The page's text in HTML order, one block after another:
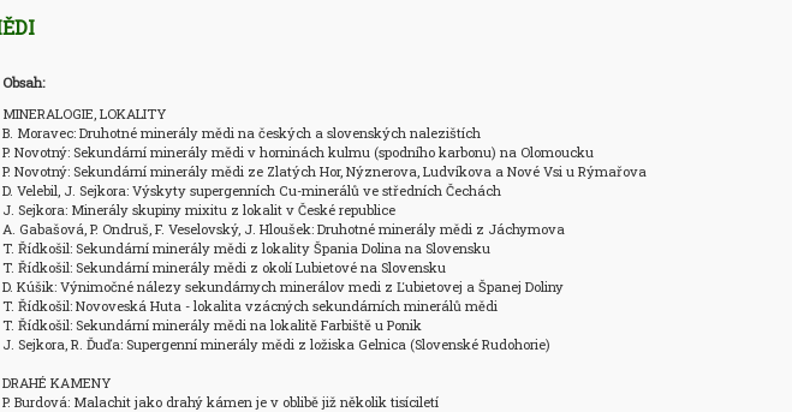
Obsah:
MINERALOGIE, LOKALITY
B. Moravec: Druhotné minerály mědi na českých a slovenských nalezištích
P. Novotný: Sekundární minerály mědi v horninách kulmu (spodního karbonu) na Olomoucku
P. Novotný: Sekundární minerály mědi ze Zlatých Hor, Nýznerova, Ludvíkova a Nové Vsi u Rýmařova
D. Velebil, J. Sejkora: Výskyty supergenních Cu-minerálů ve středních Čechách
J. Sejkora: Minerály skupiny mixitu z lokalit v České republice
A. Gabašová, P. Ondruš, F. Veselovský, J. Hloušek: Druhotné minerály mědi z Jáchymova
T. Řídkošil: Sekundární minerály mědi z lokality Špania Dolina na Slovensku
T. Řídkošil: Sekundární minerály mědi z okolí Lubietové na Slovensku
D. Kúšik: Výnimočné nálezy sekundárnych minerálov medi z Ľubietovej a Španej Doliny
T. Řídkošil: Novoveská Huta - lokalita vzácných sekundárních minerálů mědi
T. Řídkošil: Sekundární minerály mědi na lokalitě Farbiště u Ponik
J. Sejkora, R. Ďuďa: Supergenní minerály mědi z ložiska Gelnica (Slovenské Rudohorie)
DRAHÉ KAMENY
P. Burdová: Malachit jako drahý kámen je v oblibě již několik tisíciletí